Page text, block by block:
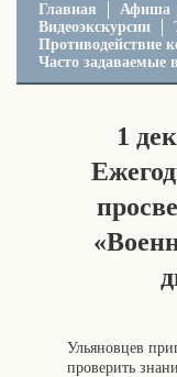
Главная Афиша
Видеоэкскурсии
Противодействие
Часто задаваемые
1
Ульяновцев
проверить